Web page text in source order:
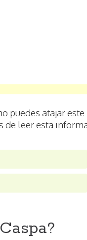
puedes atajar
de leer esta